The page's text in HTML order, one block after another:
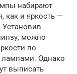
набирают
как и яркость —
Установив
можно
по
Однако
выписать